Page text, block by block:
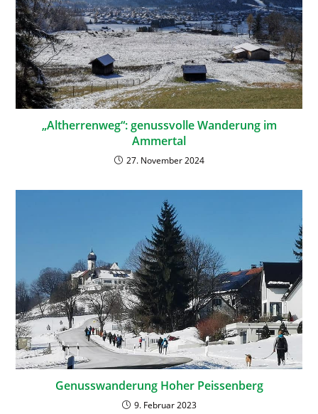
„Altherrenweg“: genussvolle Wanderung im
Ammertal
27. November 2024
Genusswanderung Hoher Peissenberg
9. Februar 2023